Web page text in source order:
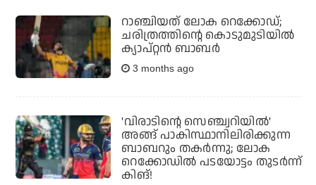
റാഞ്ചിയത് ലോക റെക്കോഡ്;
ചരിത്രത്തിന്റെ കൊടുമുടിയിൽ
ക്യാപ്റ്റൻ ബാബർ
3 months ago
'വിരാടിന്റെ സെഞ്ച്വറിയില്‍'
അങ്ങ് പാകിസ്ഥാനിലിരിക്കുന്ന
ബാബറും തകര്‍ന്നു; ലോക
റെക്കോഡില്‍ പടയോട്ടം തുടര്‍ന്ന്
കിങ്!